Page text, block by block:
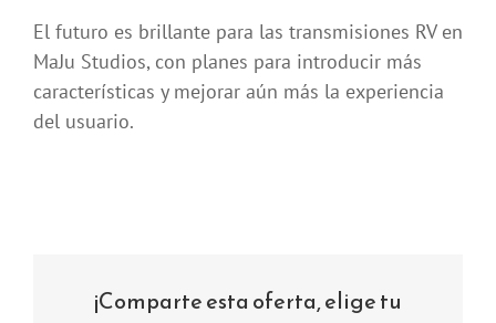
El futuro es brillante para las transmisiones RV en
MaJu Studios, con planes para introducir más
características y mejorar aún más la experiencia
del usuario.
¡Comparte esta oferta, elige tu